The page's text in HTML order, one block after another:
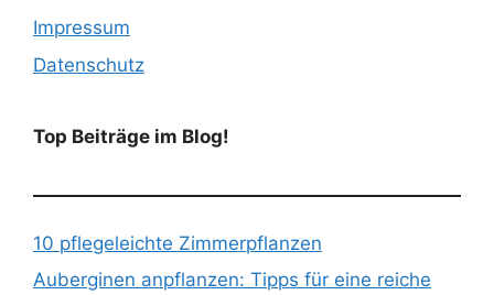
Impressum
Datenschutz
Top Beiträge im Blog!
10 pflegeleichte Zimmerpflanzen
Auberginen anpflanzen: Tipps für eine reiche